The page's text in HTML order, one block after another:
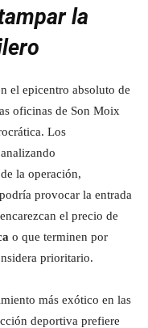
la
el epicentro absoluto de
oficinas de Son Moix
Los
la operación,
provocar la entrada
el precio de
o que terminen por
prioritario.
más exótico en las
deportiva prefiere